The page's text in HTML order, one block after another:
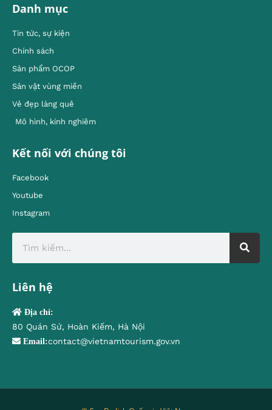
Danh mục
Tin tức, sự kiện
Chính sách
Sản phẩm OCOP
Sản vật vùng miền
Vẻ đẹp làng quê
Mô hình, kinh nghiêm
Kết nối với chúng tôi
Facebook
Youtube
Instagram
Liên hệ
Địa chỉ:
80 Quán Sứ, Hoàn Kiếm, Hà Nội
Email:contact@vietnamtourism.gov.vn